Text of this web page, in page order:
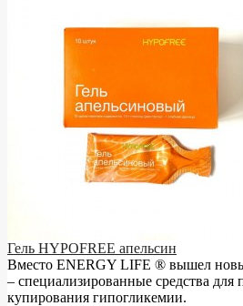
Гель HYPOFREE апельсин
Вместо ENERGY LIFE ® вышел
– cпециализированные средства для
купирования гипогликемии.